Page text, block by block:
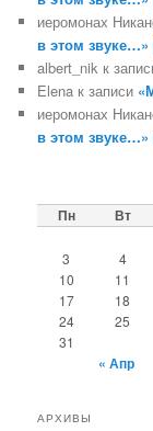
иеромонах
в этом звуке…»
albert_nik к
Elena к записи
иеромонах
в этом звуке…»
Пн Вт
3
4
10
11
17
18
24
25
31
« Апр
АРХИВЫ